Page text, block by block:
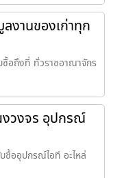
งานของเก่าทุก
อถึงที่ ทั่วราชอาณาจักร
วงจร อุปกรณ์
ซื้ออุปกรณ์ไอที อะไหล่